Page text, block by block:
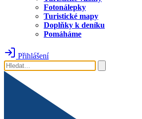
Fotonálepky
Turistické mapy
Doplňky k deníku
Pomáháme
Přihlášení